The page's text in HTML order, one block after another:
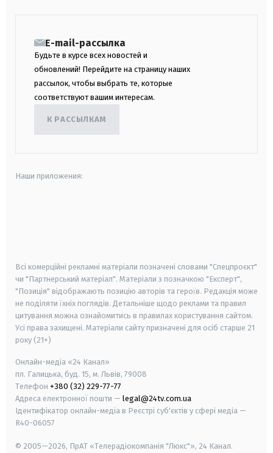
E-mail-рассылка
Будьте в курсе всех новостей и
обновлений! Перейдите на страницу наших
рассылок, чтобы выбрать те, которые
соответствуют вашим интересам.
К РАССЫЛКАМ
Наши приложения:
Всі комерційні рекламні матеріали позначені словами "Спецпроєкт"
чи "Партнерський матеріал". Матеріали з позначкою "Експерт",
"Позиція" відображають позицію авторів та героїв. Редакція може
не поділяти їхніх поглядів. Детальніше щодо реклами та правил
цитування можна ознайомитись в правилах користування сайтом.
Усі права захищені. Матеріали сайту призначені для осіб старше 21
року (21+)
Онлайн-медіа «24 Канал»
пл. Галицька, буд. 15, м. Львів, 79008
Телефон +380 (32) 229-77-77
Адреса електронної пошти — legal@24tv.com.ua
Ідентифікатор онлайн-медіа в Реєстрі суб'єктів у сфері медіа —
R40-06057
© 2005—2026, ПрАТ «Телерадіокомпанія "Люкс"», 24 Канал.